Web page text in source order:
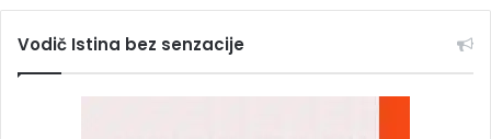
Vodič Istina bez senzacije